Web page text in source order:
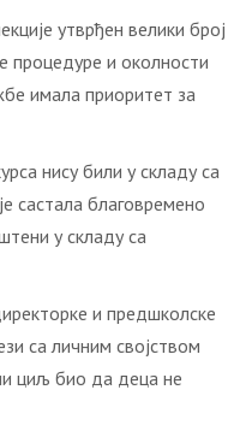
утврђен велики број
процедуре и околности
имала приоритет за
нису били у складу са
састала благовремено
у складу са
и предшколске
са личним својством
циљ био да деца не